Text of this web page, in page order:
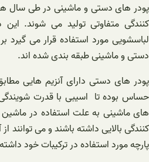
پودر های دستی و ماشینی در طی سال
کنندگی متفاوتی تولید می شوند.
لباسشویی مورد استفاده قرار می گیرد
دستی و ماشینی طبقه بندی شده اند.
حساس بوده تا اسیبی با قدرت
های ماشینی به علت استفاده در
کنندگی بالایی داشته باشند و می توانند
پارچه مورد استفاده در ترکیبات خود